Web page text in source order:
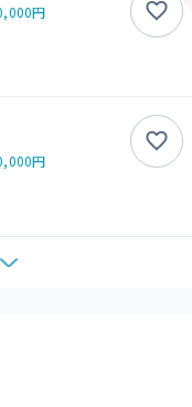
円
円